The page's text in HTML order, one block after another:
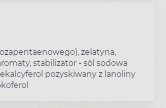
żelatyna,
stabilizator - sól sodowa
pozyskiwany z lanoliny